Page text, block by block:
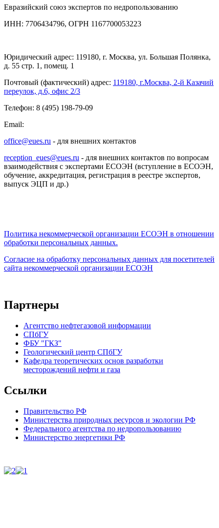
Евразийский союз экспертов по недропользованию
ИНН: 7706434796, ОГРН 1167700053223
Юридический адрес: 119180, г. Москва, ул. Большая Полянка,
д. 55 стр. 1, помещ. 1
Почтовый (фактический) адрес: 119180, г.Москва, 2-й Казачий
переулок, д.6, офис 2/3
Телефон: 8 (495) 198-79-09
Email:
office@eues.ru - для внешних контактов
reception_eues@eues.ru - для внешних контактов по вопросам
взаимодействия с экспертами ЕСОЭН (вступление в ЕСОЭН,
обучение, аккредитация, регистрация в реестре экспертов,
выпуск ЭЦП и др.)
Политика некоммерческой организации ЕСОЭН в отношении
обработки персональных данных.
Согласие на обработку персональных данных для посетителей
сайта некоммерческой организации ЕСОЭН
Партнеры
Агентство нефтегазовой информации
СПбГУ
ФБУ "ГКЗ"
Геологический центр СПбГУ
Кафедра теоретических основ разработки
месторождений нефти и газа
Ссылки
Правительство РФ
Министерства природных ресурсов и экологии РФ
Федерального агентства по недропользованию
Министерство энергетики РФ